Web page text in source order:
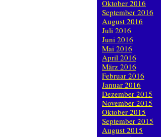
Oktober 2016
September 2016
August 2016
Juli 2016
Juni 2016
Mai 2016
April 2016
März 2016
Februar 2016
Januar 2016
Dezember 2015
November 2015
Oktober 2015
September 2015
August 2015